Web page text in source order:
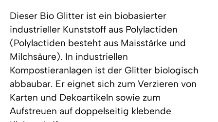
Dieser Bio Glitter ist ein biobasierter
industrieller Kunststoff aus Polylactiden
(Polylactiden besteht aus Maisstärke und
Milchsäure). In industriellen
Kompostieranlagen ist der Glitter biologisch
abbaubar. Er eignet sich zum Verzieren von
Karten und Dekoartikeln sowie zum
Aufstreuen auf doppelseitig klebende